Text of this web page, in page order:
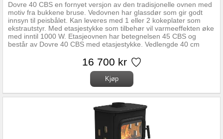
Dovre 40 CBS en fornyet versjon av den tradisjonelle ovnen med
motiv fra bukkene bruse. Vedovnen har glassdør som gir godt
innsyn til peisbålet. Kan leveres med 1 eller 2 kokeplater som
ekstrautstyr. Med etasjestykke som tilbehør vil varmeeffekten øke
med inntil 1000 W. Etasjeovnen har betegnelsen 45 CBS og
består av Dovre 40 CBS med etasjestykke. Vedlengde 40 cm
Primærluft Vekt 85 kg / ca 110 kg med etasjestykke Røykuttak
diameter 125 mm Avstand fra gulv til senter røykrør 680/610 mm
/ med topp: 995/925 mm Røykuttak Topp, side og bak / Topp og
side på etasjestykke. Dovre 40 CBS har regulerbare ben
Gulvplatemål minimum 500x900
16 700 kr